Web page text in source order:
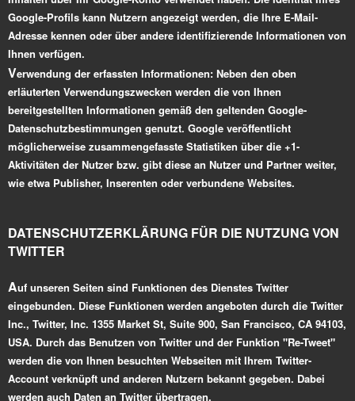
Google-Profils kann Nutzern angezeigt werden, die Ihre E-Mail-
Adresse kennen oder über andere identifizierende Informationen von
Ihnen verfügen.
Verwendung der erfassten Informationen: Neben den oben
erläuterten Verwendungszwecken werden die von Ihnen
bereitgestellten Informationen gemäß den geltenden Google-
Datenschutzbestimmungen genutzt. Google veröffentlicht
möglicherweise zusammengefasste Statistiken über die +1-
Aktivitäten der Nutzer bzw. gibt diese an Nutzer und Partner weiter,
wie etwa Publisher, Inserenten oder verbundene Websites.
DATENSCHUTZERKLÄRUNG FÜR DIE NUTZUNG VON
TWITTER
Auf unseren Seiten sind Funktionen des Dienstes Twitter
eingebunden. Diese Funktionen werden angeboten durch die Twitter
Inc., Twitter, Inc. 1355 Market St, Suite 900, San Francisco, CA 94103,
USA. Durch das Benutzen von Twitter und der Funktion "Re-Tweet"
werden die von Ihnen besuchten Webseiten mit Ihrem Twitter-
Account verknüpft und anderen Nutzern bekannt gegeben. Dabei
werden auch Daten an Twitter übertragen.